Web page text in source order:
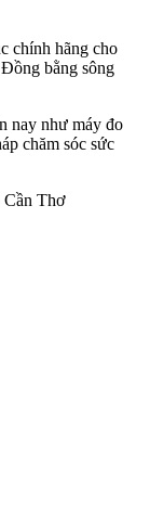
chính hãng cho
bằng sông
nay như máy đo
chăm sóc sức
Thơ